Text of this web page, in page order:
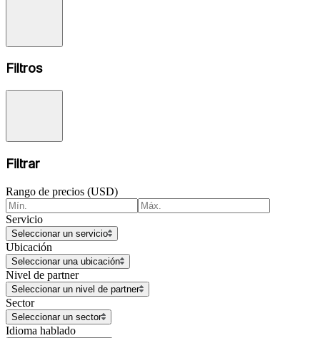
Filtros
Filtrar
Rango de precios (USD)
Servicio
Seleccionar un servicio
Ubicación
Seleccionar una ubicación
Nivel de partner
Seleccionar un nivel de partner
Sector
Seleccionar un sector
Idioma hablado